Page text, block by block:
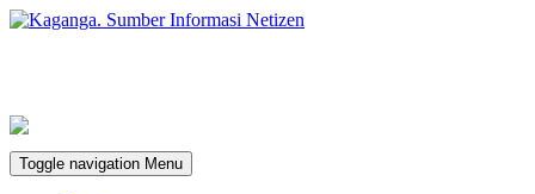
Toggle navigation Menu